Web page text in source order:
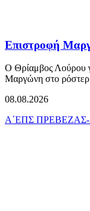
Επιστροφή
Ο Θρίαμβος Λούρου
Μαργώνη στο
08.08.2026
Α΄ΕΠΣ